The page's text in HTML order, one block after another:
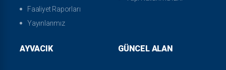
Faaliyet Raporları
Yayınlarımız
AYVACIK GÜNCEL ALAN